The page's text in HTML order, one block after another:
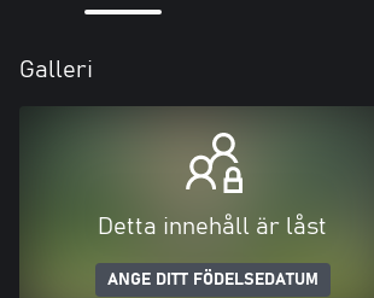
Galleri
Detta innehåll är låst
ANGE DITT FÖDELSEDATUM